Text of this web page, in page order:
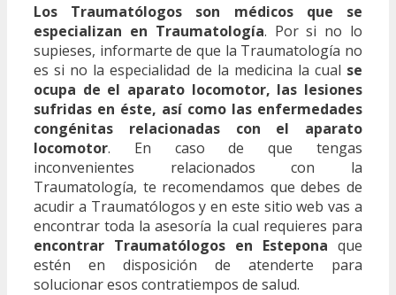
Los Traumatólogos son médicos que se
especializan en Traumatología. Por si no lo
supieses, informarte de que la Traumatología no
es si no la especialidad de la medicina la cual se
ocupa de el aparato locomotor, las lesiones
sufridas en éste, así como las enfermedades
congénitas relacionadas con el aparato
locomotor. En caso de que tengas
inconvenientes relacionados con la
Traumatología, te recomendamos que debes de
acudir a Traumatólogos y en este sitio web vas a
encontrar toda la asesoría la cual requieres para
encontrar Traumatólogos en Estepona que
estén en disposición de atenderte para
solucionar esos contratiempos de salud.